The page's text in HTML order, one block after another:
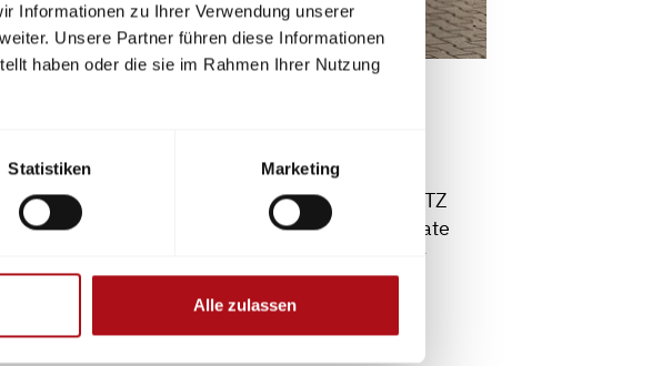
Informationen zu Ihrer Verwendung unserer
Unsere Partner führen diese Informationen
haben oder die sie im Rahmen Ihrer Nutzung
Statistiken Marketing
Alle zulassen
auf Einladung des Instituts für Brand- und
wurden aktuelle Personal- und
in Koblenz, die Vorbereitung der INTERSCHUTZ
ein. Darüber hinaus diskutierten die Referate
und befassten sich mit neuen Vorschlägen für